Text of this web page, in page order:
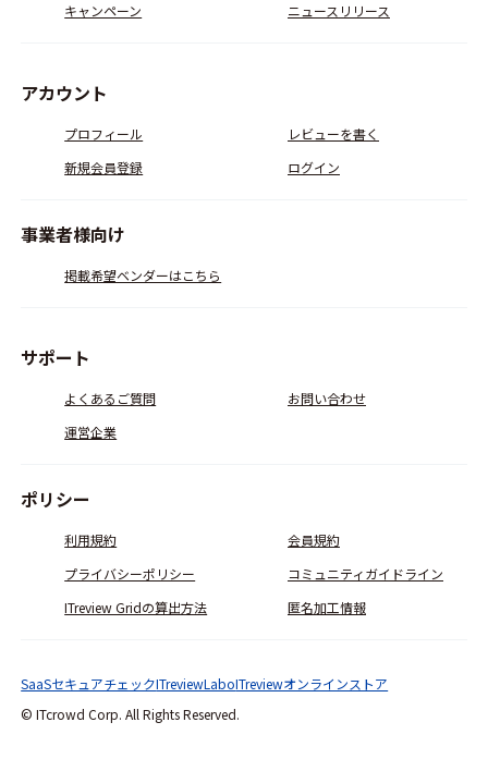
キャンペーン ニュースリリース
アカウント
プロフィール
レビューを書く
新規会員登録
ログイン
事業者様向け
掲載希望ベンダーはこちら
サポート
よくあるご質問
お問い合わせ
運営企業
ポリシー
利用規約
会員規約
プライバシーポリシー
コミュニティガイドライン
ITreview Gridの算出方法
匿名加工情報
© ITcrowd Corp. All Rights Reserved.
SaaSセキュアチェックITreviewLaboITreviewオンラインストア